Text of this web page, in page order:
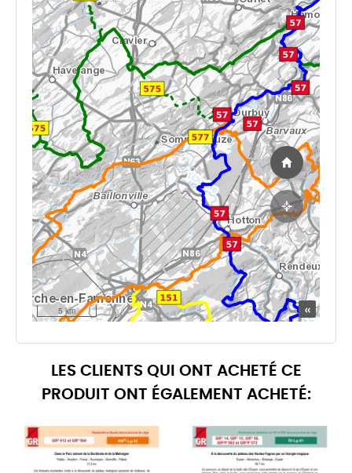
LES CLIENTS QUI ONT ACHETÉ CE
PRODUIT ONT ÉGALEMENT ACHETÉ: